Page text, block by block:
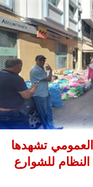
تشهدها
للشوارع